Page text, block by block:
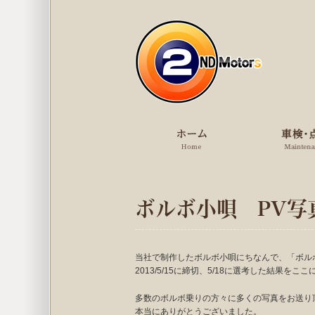
ボルボ小唄 PV写
当社で制作したボルボ小唄にちなんで、「ボ
2013/5/15に締切、5/18に選考した結果をここ
多数のボルボ乗りの方々に多くの写真をお送
本当にありがとうございました。